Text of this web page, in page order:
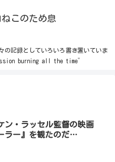
このため息
の記録としていろいろ書き置いていま
burning all the time”
ン・ラッセル監督の映画
ラー』を観たのだ…